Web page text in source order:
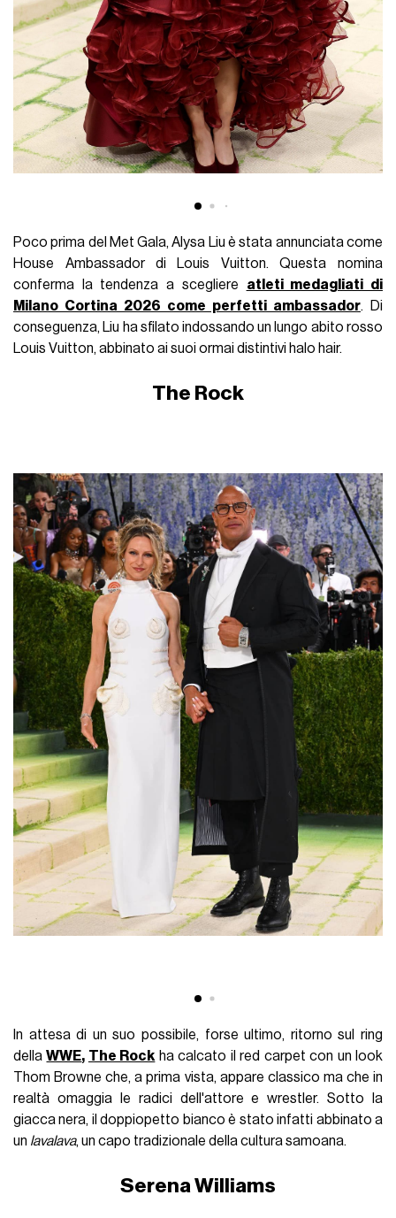
Poco prima del Met Gala, Alysa Liu è stata annunciata come
House Ambassador di Louis Vuitton. Questa nomina
conferma la tendenza a scegliere atleti medagliati di
Milano Cortina 2026 come perfetti ambassador. Di
conseguenza, Liu ha sfilato indossando un lungo abito rosso
Louis Vuitton, abbinato ai suoi ormai distintivi halo hair.
The Rock
In attesa di un suo possibile, forse ultimo, ritorno sul ring
dellaWWE, The Rock ha calcato il red carpet con un look
Thom Browne che, a prima vista, appare classico ma che in
realtà omaggia le radici dell'attore e wrestler. Sotto la
giacca nera, il doppiopetto bianco è stato infatti abbinato a
un lavalava, un capo tradizionale della cultura samoana.
Serena Williams